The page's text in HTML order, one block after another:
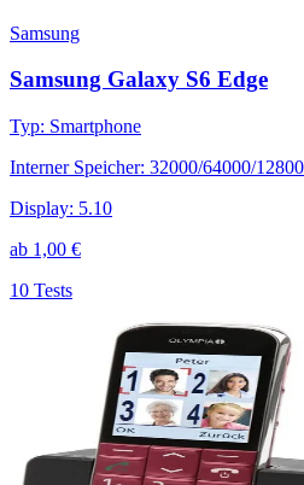
Samsung
Samsung Galaxy S6 Edge
Typ: Smartphone
Interner Speicher: 32000/64000/
Display: 5.10
ab 1,00 €
10 Tests